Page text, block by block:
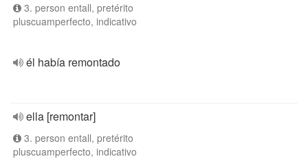
3. person entall, pretérito
pluscuamperfecto, indicativo
él había remontado
ella [remontar]
3. person entall, pretérito
pluscuamperfecto, indicativo